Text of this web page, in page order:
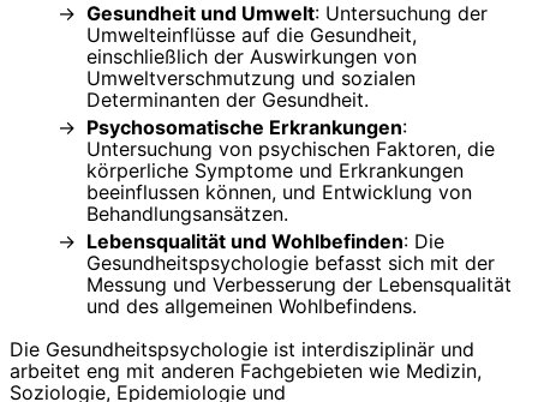
Gesundheit und Umwelt: Untersuchung der
Umwelteinflüsse auf die Gesundheit,
einschließlich der Auswirkungen von
Umweltverschmutzung und sozialen
Determinanten der Gesundheit.
Psychosomatische Erkrankungen:
Untersuchung von psychischen Faktoren, die
körperliche Symptome und Erkrankungen
beeinflussen können, und Entwicklung von
Behandlungsansätzen.
Lebensqualität und Wohlbefinden: Die
Gesundheitspsychologie befasst sich mit der
Messung und Verbesserung der Lebensqualität
und des allgemeinen Wohlbefindens.
Die Gesundheitspsychologie ist interdisziplinär und
arbeitet eng mit anderen Fachgebieten wie Medizin,
Soziologie, Epidemiologie und